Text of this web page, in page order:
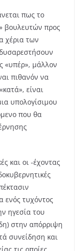
πως το
βουλευτών προς
χέρια των
«υπέρ», μάλλον
πιθανόν να
είναι
υπολογίσιμου
που θα
και οι -έχοντας
ενός τυχόντος
ηγεσία του
στην απόρριψη
συνείδηση και